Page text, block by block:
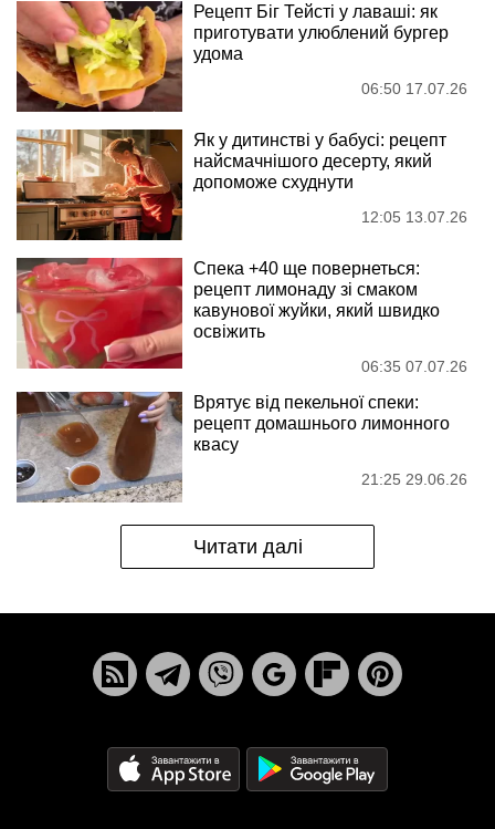
Рецепт Біг Тейсті у лаваші: як
приготувати улюблений бургер
удома
06:50 17.07.26
Як у дитинстві у бабусі: рецепт
найсмачнішого десерту, який
допоможе схуднути
12:05 13.07.26
Спека +40 ще повернеться:
рецепт лимонаду зі смаком
кавунової жуйки, який швидко
освіжить
06:35 07.07.26
Врятує від пекельної спеки:
рецепт домашнього лимонного
квасу
21:25 29.06.26
Читати далі